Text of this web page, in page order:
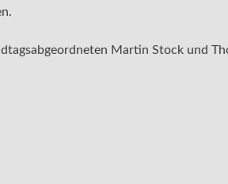
Martin Stock und